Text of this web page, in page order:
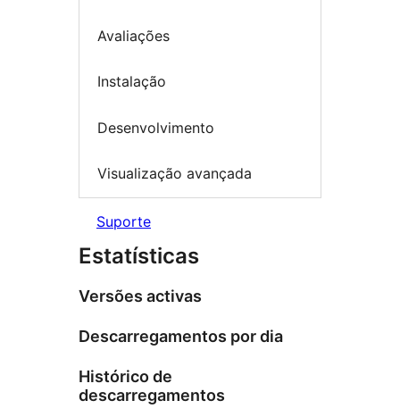
Avaliações
Instalação
Desenvolvimento
Visualização avançada
Suporte
Estatísticas
Versões activas
Descarregamentos por dia
Histórico de
descarregamentos